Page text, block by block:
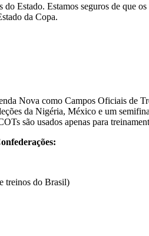
Estado. Estamos seguros de que
da Copa.
Nova como Campos Oficiais de
da Nigéria, México e um
são usados apenas para
treinos do Brasil)